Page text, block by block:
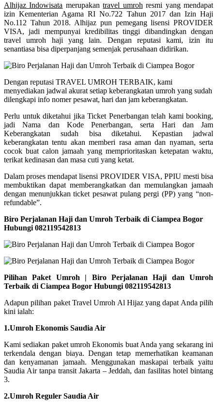
Alhijaz Indowisata merupakantravel umroh resmi yang mendapat
izin Kementerian Agama RI No.722 Tahun 2017 dan Izin Haji
No.112 Tahun 2018. Alhijaz pun pemegang lisensi PROVIDER
VISA, jadi mempunyai kredibilitas tinggi dibandingkan dengan
travel umroh haji yang lain. Dengan reputasi kami, izin itu
senantiasa bisa diperpanjang semenjak perusahaan didirikan.
Dengan reputasi TRAVEL UMROH TERBAIK, kami
menyediakan jadwal akurat setiap keberangkatan umroh yang sudah
dilengkapi info nomer pesawat, hari dan jam keberangkatan.
Perlu untuk diketahui jika Ticket Penerbangan telah kami booking,
jadi Nama dan Kode Penerbangan, serta Hari dan Jam
Keberangkatan sudah bisa diketahui. Kepastian jadwal
keberangkatan tentu akan memberi rasa aman dan nyaman, serta
cocok buat calon jamaah yang memprioritaskan ketepatan waktu,
terikat kedinasan dan masa cuti yang ketat.
Dalam proses mendapat lisensi PROVIDER VISA, PPIU mesti bisa
membuktikan dapat memberangkatkan dan memulangkan jamaah
dengan menunjukkan ticket pesawat pulang pergi (PP) yang “non-
refundable”.
Biro Perjalanan Haji dan Umroh Terbaik di Ciampea Bogor
Hubungi 082119542813
Pilihan Paket Umroh | Biro Perjalanan Haji dan Umroh
Terbaik di Ciampea Bogor Hubungi 082119542813
Adapun pilihan paket Travel Umroh Al Hijaz yang dapat Anda pilih
kini ialah:
1.Umroh Ekonomis Saudia Air
Kami sediakan paket umroh Ekonomis buat Anda yang sekarang ini
terkendala dengan biaya. Dengan tetap memerhatikan keamanan
dan kenyamanan jamaah. Menggunakan maskapai terbaik yaitu
Saudia Air tanpa transit Jakarta – Jeddah, dan fasilitas hotel bintang
3.
2.Umroh Reguler Saudia Air